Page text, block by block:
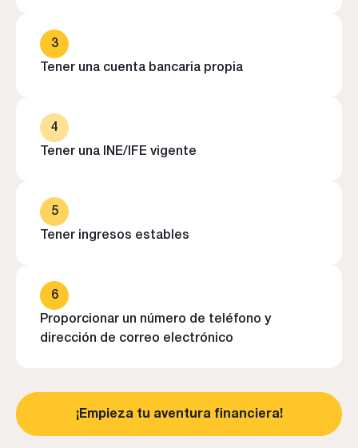
3
Tener una cuenta bancaria propia
4
Tener una INE/IFE vigente
5
Tener ingresos estables
6
Proporcionar un número de teléfono y
dirección de correo electrónico
¡Empieza tu aventura financiera!